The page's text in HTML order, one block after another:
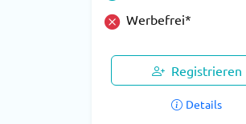
Werbefrei*
Registrieren
Details